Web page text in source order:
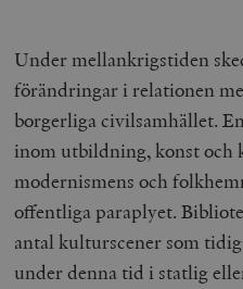
Under mellankrigstiden
förändringar i relationen
borgerliga civilsamhället.
inom utbildning, konst och
modernismens och
offentliga paraplyet.
antal kulturscener som
under denna tid i statlig